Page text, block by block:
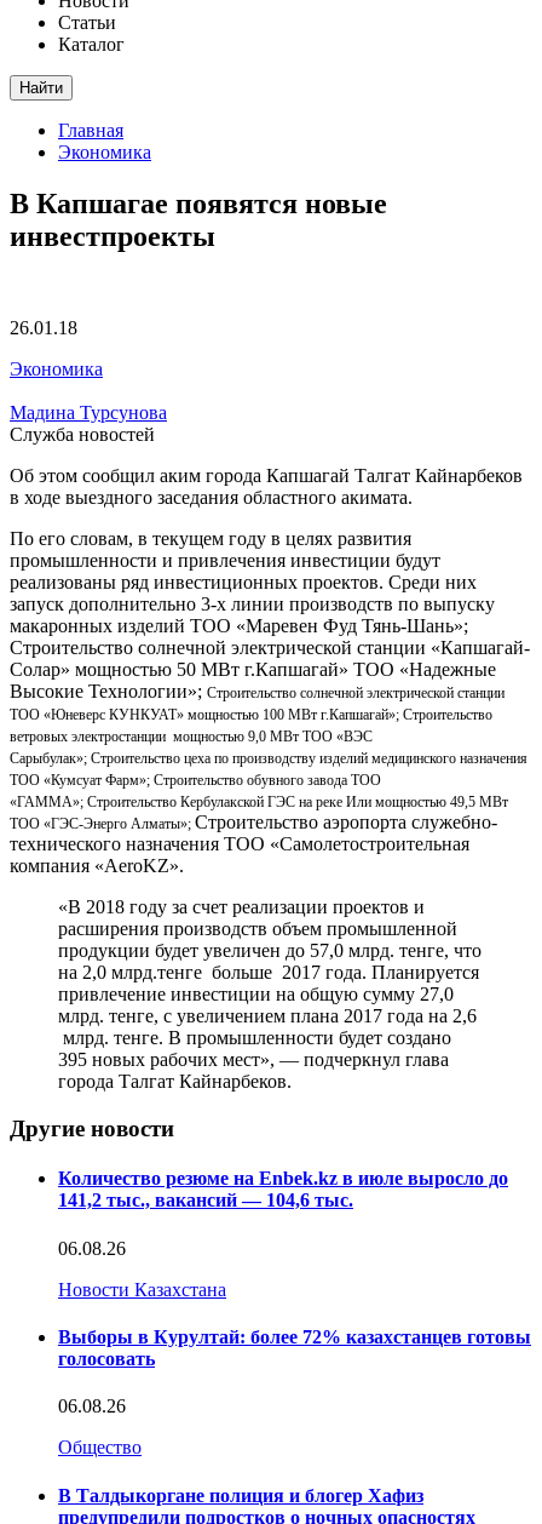
Статьи
Каталог
Найти
Главная
Экономика
В Капшагае появятся новые
инвестпроекты
26.01.18
Экономика
Мадина Турсунова
Служба новостей
Об этом сообщил аким города Капшагай Талгат Кайнарбеков
в ходе выездного заседания областного акимата.
По его словам, в текущем году в целях развития
промышленности и привлечения инвестиции будут
реализованы ряд инвестиционных проектов. Среди них
запуск дополнительно 3-х линии производств по выпуску
макаронных изделий ТОО «Маревен Фуд Тянь-Шань»;
Строительство солнечной электрической станции «Капшагай-
Солар» мощностью 50 МВт г.Капшагай» ТОО «Надежные
Высокие Технологии»; Строительство солнечной электрической станции
ТОО «Юневерс КУНКУАТ» мощностью 100 МВт г.Капшагай»; Строительство
ветровых электростанции мощностью 9,0 МВт ТОО «ВЭС
Сарыбулак»; Строительство цеха по производству изделий медицинского назначения
ТОО «Кумсуат Фарм»; Строительство обувного завода ТОО
«ГАММА»; Строительство Кербулакской ГЭС на реке Или мощностью 49,5 МВт
ТОО «ГЭС-Энерго Алматы»; Строительство аэропорта служебно-
технического назначения ТОО «Самолетостроительная
компания «AeroKZ».
«В 2018 году за счет реализации проектов и
расширения производств объем промышленной
продукции будет увеличен до 57,0 млрд. тенге, что
на 2,0 млрд.тенге больше 2017 года. Планируется
привлечение инвестиции на общую сумму 27,0
млрд. тенге, с увеличением плана 2017 года на 2,6
млрд. тенге. В промышленности будет создано
395 новых рабочих мест», — подчеркнул глава
города Талгат Кайнарбеков.
Другие новости
Количество резюме на Enbek.kz в июле выросло до
141,2 тыс., вакансий — 104,6 тыс.
06.08.26
Новости Казахстана
Выборы в Курултай: более 72% казахстанцев готовы
голосовать
06.08.26
Общество
В Талдыкоргане полиция и блогер Хафиз
предупредили подростков о ночных опасностях